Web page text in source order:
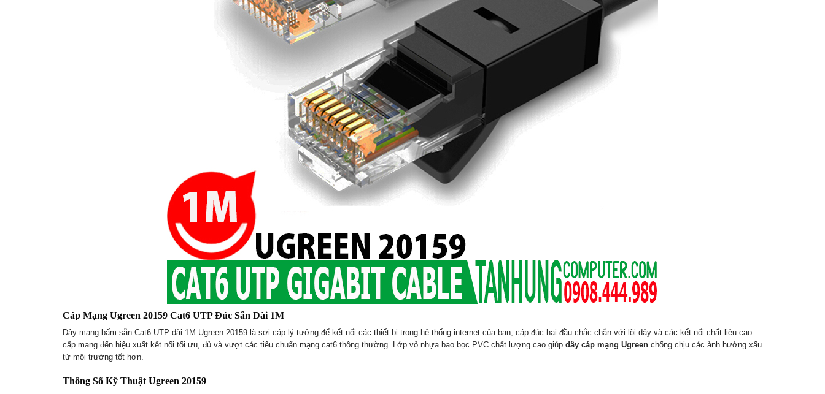
Cáp Mạng Ugreen 20159 Cat6 UTP Đúc Sẵn Dài 1M
Dây mạng bấm sẵn Cat6 UTP dài 1M Ugreen 20159 là sợi cáp lý tưởng để kết nối các thiết bị trong hệ thống internet của bạn, cáp đúc hai đầu chắc chắn với lõi dây và các kết nối chất liệu cao
cấp mang đến hiệu xuất kết nối tối ưu, đủ và vượt các tiêu chuẩn mạng cat6 thông thường. Lớp vỏ nhựa bao bọc PVC chất lượng cao giúp dây cáp mạng Ugreen chống chịu các ảnh hưởng xấu
từ môi trường tốt hơn.
Thông Số Kỹ Thuật Ugreen 20159